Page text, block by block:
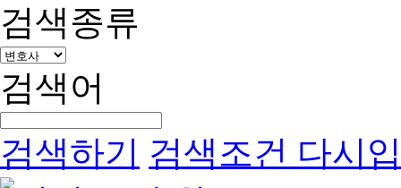
검색종류
검색어
검색하기 검색조건 다시